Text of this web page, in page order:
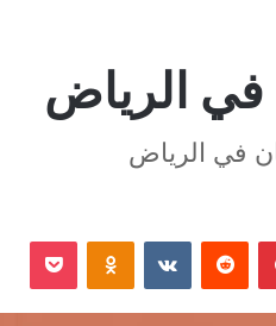
في الرياض
في الرياض
بينتيريست